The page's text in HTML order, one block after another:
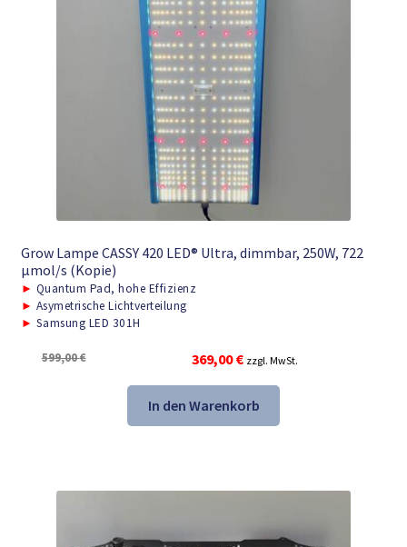
Grow Lampe CASSY 420 LED® Ultra, dimmbar, 250W, 722
μmol/s (Kopie)
► Quantum Pad, hohe Effizienz
► Asymetrische Lichtverteilung
► Samsung LED 301H
599,00€
Ursprünglicher
war:
599,00 €
369,00€Aktueller
ist:
369,00 €.
zzgl. MwSt.
In den Warenkorb